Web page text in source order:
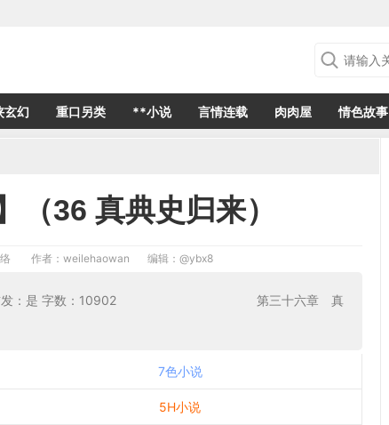
玄幻 重口另类 **小说 言情连载 肉肉屋 情色故事
（36 真典史归来）
作者：weilehaowan 编辑： @ybx8
所 是否首发：是 字数：10902 第三十六章 真
7色小说
5H小说